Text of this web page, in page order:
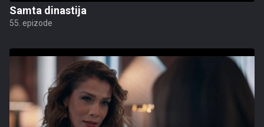
Samta dinastija
55. epizode